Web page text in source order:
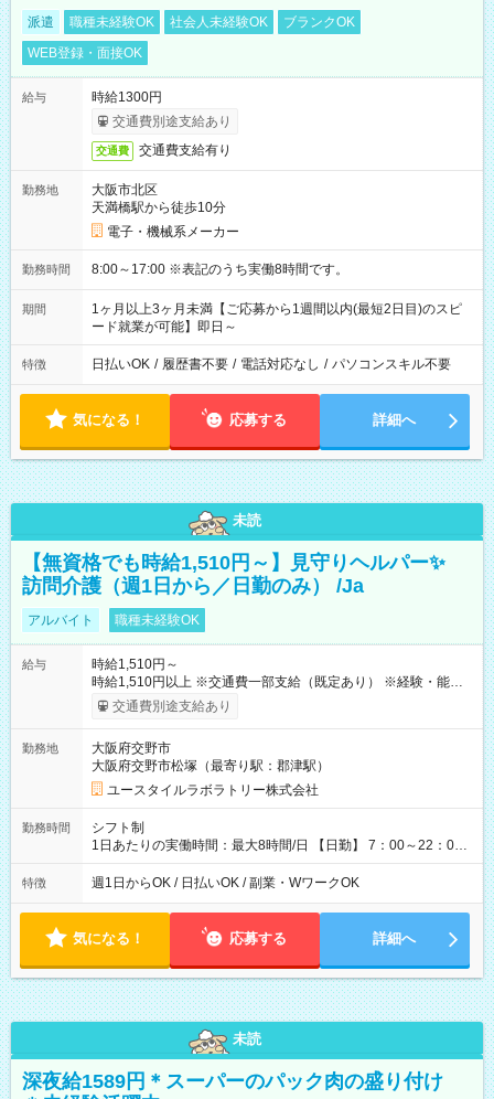
派遣 職種未経験OK 社会人未経験OK
ブランクOK
WEB登録・面接OK
給与
時給1300円
交通費別途支給あり
交通費 交通費支給有り
勤務地
大阪市北区
天満橋駅から徒歩10分
電子・機械系メーカー
勤務時間 8:00～17:00 ※表記のうち実働8時間です。
期間
1ヶ月以上3ヶ月未満【ご応募から1週間以内(最短2日目)のスピ
ード就業が可能】即日～
特徴 日払いOK / 履歴書不要 / 電話対応なし / パソコンスキル不要
気になる！ 応募する 詳細へ
未読
【無資格でも時給1,510円～】見守りヘルパー✨
訪問介護（週1日から／日勤のみ） /Ja
アルバイト 職種未経験OK
給与
時給1,510円～
時給1,510円以上 ※交通費一部支給（既定あり） ※経験・能力を
考慮して決定します 【収入例】 週1回勤務の場合：1,510円×8時
間×4回=4万8,320円 週3回勤務の場合：1,510円×8時間×12回
1,600円 【試用期間】試用期間あり 試用期間の長さ：2ヶ月
※ 雇用形態と給与に、本採用時と異なる部分があります。 雇用
形態：本採用時と同じです。 給与：時給 1,180円以上
交通費別途支給あり
勤務地
大阪府交野市
大阪府交野市松塚（最寄り駅：郡津駅）
ユースタイルラボラトリー株式会社
勤務時間
シフト制
1日あたりの実働時間：最大8時間/日 【日勤】 7：00～22：00
の間で4～8時間勤務（休憩時間は法定通り） ※週1日～OK ／ 1
日4時間から勤務OK ／ 夜勤なし ＊＊ 勤務時間例 ＊＊ ■7時
変動 ※曜日固定（毎週同じ曜日勤務）
特徴 週1日からOK / 日払いOK / 副業・WワークOK
気になる！ 応募する 詳細へ
未読
深夜給1589円＊スーパーのパック肉の盛り付け